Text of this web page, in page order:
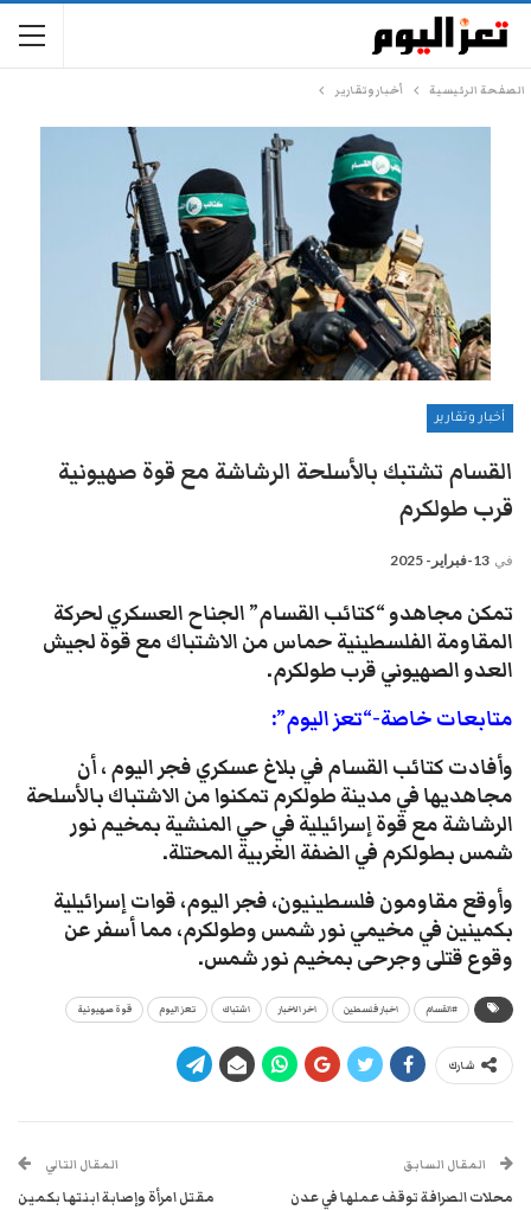
الصفحة الرئيسية أخبار وتقارير
أخبار وتقارير
القسام تشتبك بالأسلحة الرشاشة مع قوة صهيونية
قرب طولكرم
في 13-فبراير- 2025
تمكن مجاهدو “كتائب القسام” الجناح العسكري لحركة
المقاومة الفلسطينية حماس من الاشتباك مع قوة لجيش
العدو الصهيوني قرب طولكرم.
متابعات خاصة-“تعز اليوم”:
وأفادت كتائب القسام في بلاغ عسكري فجر اليوم ، أن
مجاهديها في مدينة طولكرم تمكنوا من الاشتباك بالأسلحة
الرشاشة مع قوة إسرائيلية في حي المنشية بمخيم نور
شمس بطولكرم في الضفة الغربية المحتلة.
وأوقع مقاومون فلسطينيون، فجر اليوم، قوات إسرائيلية
بكمينين في مخيمي نور شمس وطولكرم، مما أسفر عن
وقوع قتلى وجرحى بمخيم نور شمس.
#القسام اخبار فلسطين اخر الاخبار اشتباك تعز اليوم قوة صهيونية
شارك
المقال السابق
محلات الصرافة توقف عملها في عدن
المقال التالي
مقتل امرأة وإصابة ابنتها بكمين